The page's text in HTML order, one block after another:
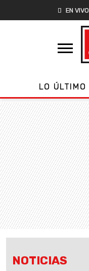
EN VIVO
LO ÚLTIMO
NOTICIAS